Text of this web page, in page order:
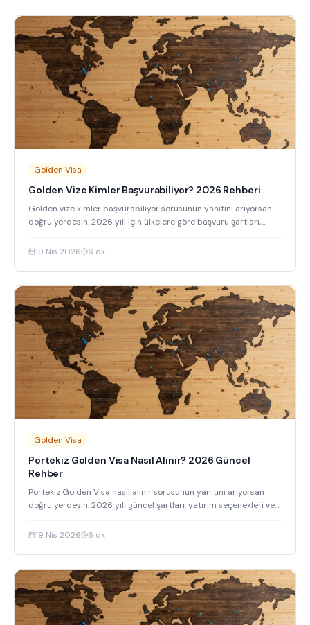
Golden Visa
Golden Vize Kimler Başvurabiliyor? 2026 Rehberi
Golden vize kimler başvurabiliyor sorusunun yanıtını arıyorsan
doğru yerdesin. 2026 yılı için ülkelere göre başvuru şartları,
19 Nis 2026
6 dk
Golden Visa
Portekiz Golden Visa Nasıl Alınır? 2026 Güncel
Rehber
Portekiz Golden Visa nasıl alınır sorusunun yanıtını arıyorsan
doğru yerdesin. 2026 yılı güncel şartları, yatırım seçenekleri ve
19 Nis 2026
6 dk